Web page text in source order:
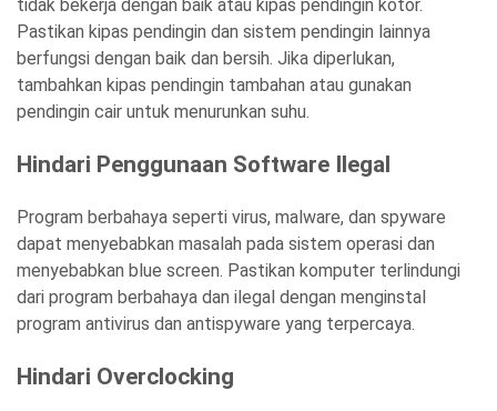
tidak bekerja dengan baik atau kipas pendingin kotor.
Pastikan kipas pendingin dan sistem pendingin lainnya
berfungsi dengan baik dan bersih. Jika diperlukan,
tambahkan kipas pendingin tambahan atau gunakan
pendingin cair untuk menurunkan suhu.
Hindari Penggunaan Software Ilegal
Program berbahaya seperti virus, malware, dan spyware
dapat menyebabkan masalah pada sistem operasi dan
menyebabkan blue screen. Pastikan komputer terlindungi
dari program berbahaya dan ilegal dengan menginstal
program antivirus dan antispyware yang terpercaya.
Hindari Overclocking